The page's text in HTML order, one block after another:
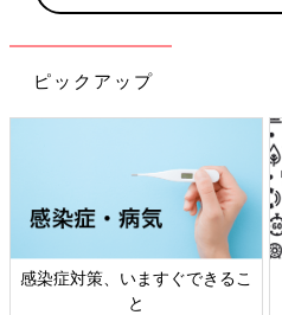
ピックアップ
感染症対策、いますぐできるこ
と